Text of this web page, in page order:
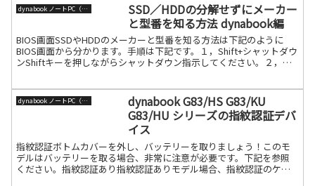
dynabook ノートPC（旧東芝）
SSD／HDDの分解せずにメーカー
と型番を知る方法 dynabook編
BIOS画面SSDやHDDのメーカーと型番を知る方法は下記のように
BIOS画面から分かります。手順は下記です。１，Shift+シャットダウ
ンShiftキーを押しながらシャットダウン指示してください。２，パ
dynabook ノートPC（旧東芝）
dynabook G83/HS G83/KU
G83/HU シリーズの指紋認証デバ
イス
指紋認証ボトムカバーを外し、バッテリーを取りましょう！このモ
デルはバッテリーを取る場合、非常に注意が必要です。下記を参照
ください。指紋認証あり指紋認証ありモデル場合、指紋認証のケー